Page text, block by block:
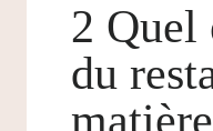
2 Quel
du